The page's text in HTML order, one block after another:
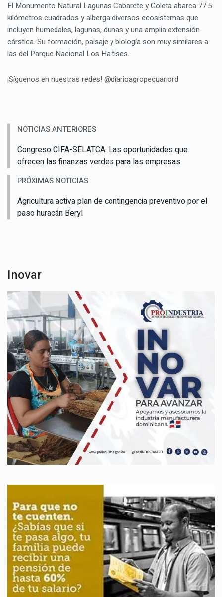
El Monumento Natural Lagunas Cabarete y Goleta abarca 77.5
kilómetros cuadrados y alberga diversos ecosistemas que
incluyen humedales, lagunas, dunas y una amplia extensión
cárstica. Su formación, paisaje y biología son muy similares a
las del Parque Nacional Los Haitises.
¡Síguenos en nuestras redes! @diarioagropecuariord
NOTICIAS ANTERIORES
Congreso CIFA-SELATCA: Las oportunidades que
ofrecen las finanzas verdes para las empresas
PRÓXIMAS NOTICIAS
Agricultura activa plan de contingencia preventivo por el
paso huracán Beryl
Inovar